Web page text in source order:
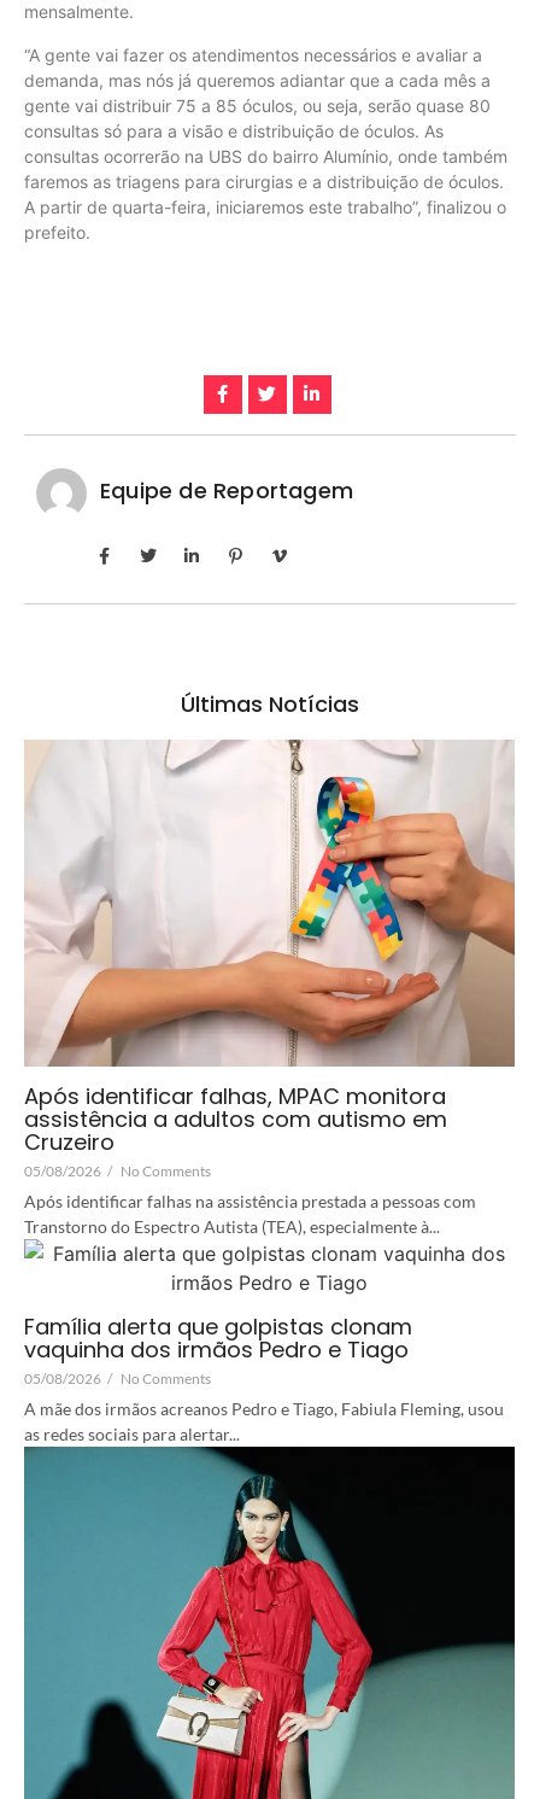
mensalmente.
“A gente vai fazer os atendimentos necessários e avaliar a
demanda, mas nós já queremos adiantar que a cada mês a
gente vai distribuir 75 a 85 óculos, ou seja, serão quase 80
consultas só para a visão e distribuição de óculos. As
consultas ocorrerão na UBS do bairro Alumínio, onde também
faremos as triagens para cirurgias e a distribuição de óculos.
A partir de quarta-feira, iniciaremos este trabalho”, finalizou o
prefeito.
Equipe de Reportagem
Últimas Notícias
Após identificar falhas, MPAC monitora
assistência a adultos com autismo em
Cruzeiro
05/08/2026 / No Comments
Após identificar falhas na assistência prestada a pessoas com
Transtorno do Espectro Autista (TEA), especialmente à...
Família alerta que golpistas clonam
vaquinha dos irmãos Pedro e Tiago
05/08/2026 / No Comments
A mãe dos irmãos acreanos Pedro e Tiago, Fabiula Fleming, usou
as redes sociais para alertar...